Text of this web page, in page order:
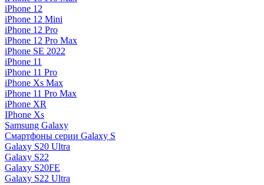
iPhone 12
iPhone 12 Mini
iPhone 12 Pro
iPhone 12 Pro Max
iPhone SE 2022
iPhone 11
iPhone 11 Pro
iPhone Xs Max
iPhone 11 Pro Max
iPhone XR
IPhone Xs
Samsung Galaxy
Смартфоны серии Galaxy S
Galaxy S20 Ultra
Galaxy S22
Galaxy S20FE
Galaxy S22 Ultra